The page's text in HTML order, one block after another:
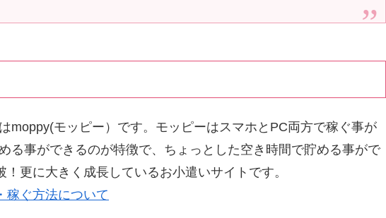
moppy(モッピー）です。モッピーはスマホとPC両方で稼ぐ事が
る事ができるのが特徴で、ちょっとした空き時間で貯める事がで
更に大きく成長しているお小遣いサイトです。
稼ぐ方法について